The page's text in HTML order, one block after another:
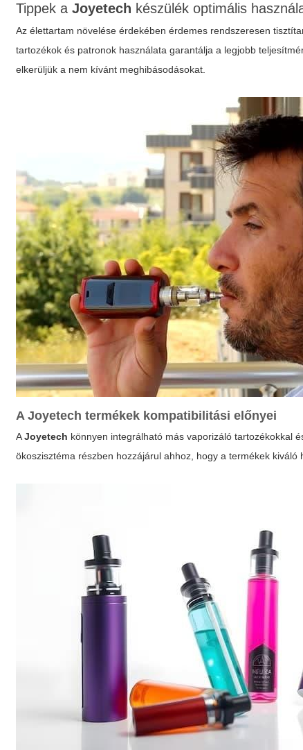
Tippek aJoyetech készülék optimális
Az élettartam növelése érdekében érdemes rendszeresen
tartozékok és patronok használata garantálja a legjobb
elkerüljük a nem kívánt meghibásodásokat.
AJoyetech termékek kompatibilitási előnyei
AJoyetech könnyen integrálható más vaporizáló tartozékokkal
ökoszisztéma részben hozzájárul ahhoz, hogy a termékek